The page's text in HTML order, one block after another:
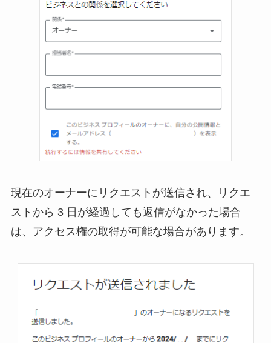
現在のオーナーにリクエストが送信され、リクエ
ストから 3 日が経過しても返信がなかった場合
は、アクセス権の取得が可能な場合があります。